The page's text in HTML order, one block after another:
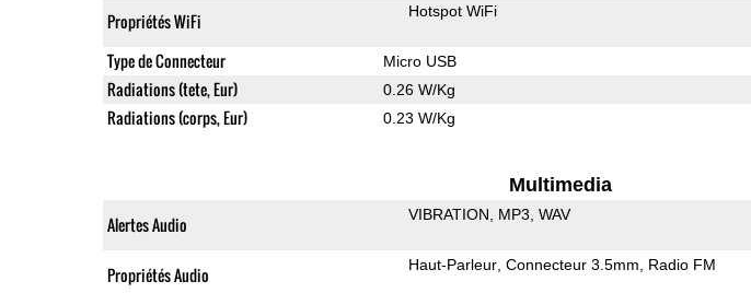
Propriétés WiFi Hotspot WiFi
Type de Connecteur Micro USB
Radiations (tete, Eur) 0.26 W/Kg
Radiations (corps, Eur) 0.23 W/Kg
Multimedia
Alertes Audio VIBRATION MP3 WAV
Propriétés Audio Haut-Parleur Connecteur 3.5mm Radio FM